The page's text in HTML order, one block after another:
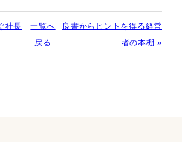
社長
一覧へ
戻る
良書からヒントを得る経営
者の本棚 »